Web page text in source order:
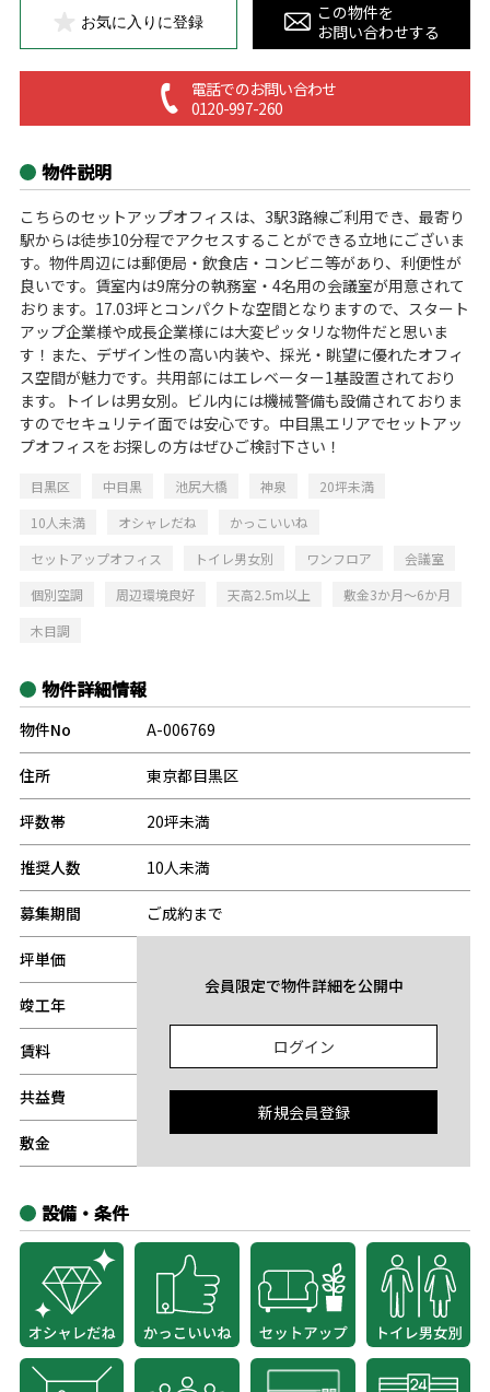
お気に入りに登録
この物件を
お問い合わせする
電話でのお問い合わせ
0120-997-260
物件説明
こちらのセットアップオフィスは、3駅3路線ご利用でき、最寄り
駅からは徒歩10分程でアクセスすることができる立地にございま
す。物件周辺には郵便局・飲食店・コンビニ等があり、利便性が
良いです。賃室内は9席分の執務室・4名用の会議室が用意されて
おります。17.03坪とコンパクトな空間となりますので、スタート
アップ企業様や成長企業様には大変ピッタリな物件だと思いま
す！また、デザイン性の高い内装や、採光・眺望に優れたオフィ
ス空間が魅力です。共用部にはエレベーター1基設置されており
ます。トイレは男女別。ビル内には機械警備も設備されておりま
すのでセキュリテイ面では安心です。中目黒エリアでセットアッ
プオフィスをお探しの方はぜひご検討下さい！
目黒区 中目黒 池尻大橋 神泉
20坪未満
10人未満
オシャレだね
かっこいいね
セットアップオフィス
トイレ男女別 ワンフロア
会議室
個別空調
周辺環境良好 天高2.5m以上
敷金3か月～6か月
木目調
物件詳細情報
物件No A-006769
住所 東京都目黒区
坪数帯 20坪未満
推奨人数 10人未満
募集期間 ご成約まで
坪単価
竣工年
賃料
共益費
敷金
会員限定で物件詳細を公開中
ログイン
新規会員登録
設備・条件